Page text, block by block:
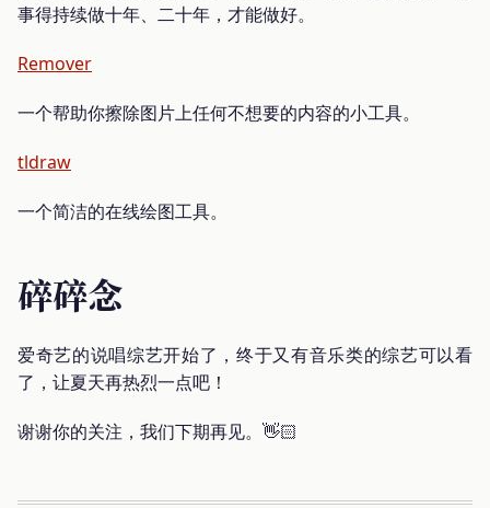
事得持续做十年、二十年，才能做好。
Remover
一个帮助你擦除图片上任何不想要的内容的小工具。
tldraw
一个简洁的在线绘图工具。
碎碎念
爱奇艺的说唱综艺开始了，终于又有音乐类的综艺可以看
了，让夏天再热烈一点吧！
谢谢你的关注，我们下期再见。👋🏻